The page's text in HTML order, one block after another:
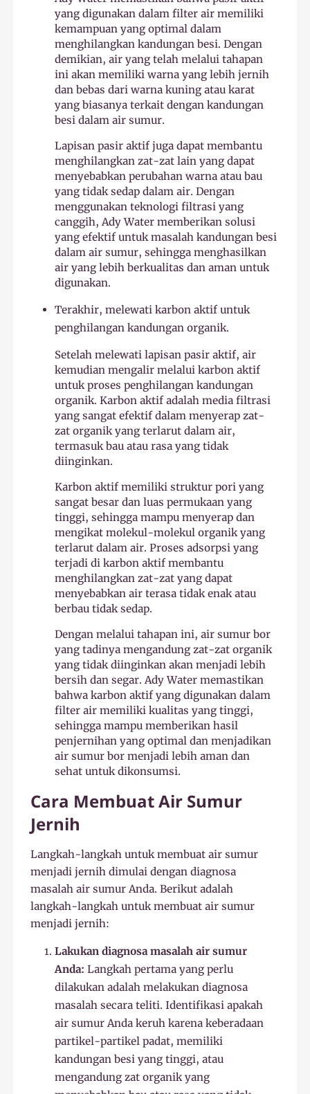
yang digunakan dalam filter air memiliki
kemampuan yang optimal dalam
menghilangkan kandungan besi. Dengan
demikian, air yang telah melalui tahapan
ini akan memiliki warna yang lebih jernih
dan bebas dari warna kuning atau karat
yang biasanya terkait dengan kandungan
besi dalam air sumur.
Lapisan pasir aktif juga dapat membantu
menghilangkan zat-zat lain yang dapat
menyebabkan perubahan warna atau bau
yang tidak sedap dalam air. Dengan
menggunakan teknologi filtrasi yang
canggih, Ady Water memberikan solusi
yang efektif untuk masalah kandungan besi
dalam air sumur, sehingga menghasilkan
air yang lebih berkualitas dan aman untuk
digunakan.
Terakhir, melewati karbon aktif untuk
penghilangan kandungan organik.
Setelah melewati lapisan pasir aktif, air
kemudian mengalir melalui karbon aktif
untuk proses penghilangan kandungan
organik. Karbon aktif adalah media filtrasi
yang sangat efektif dalam menyerap zat-
zat organik yang terlarut dalam air,
termasuk bau atau rasa yang tidak
diinginkan.
Karbon aktif memiliki struktur pori yang
sangat besar dan luas permukaan yang
tinggi, sehingga mampu menyerap dan
mengikat molekul-molekul organik yang
terlarut dalam air. Proses adsorpsi yang
terjadi di karbon aktif membantu
menghilangkan zat-zat yang dapat
menyebabkan air terasa tidak enak atau
berbau tidak sedap.
Dengan melalui tahapan ini, air sumur bor
yang tadinya mengandung zat-zat organik
yang tidak diinginkan akan menjadi lebih
bersih dan segar. Ady Water memastikan
bahwa karbon aktif yang digunakan dalam
filter air memiliki kualitas yang tinggi,
sehingga mampu memberikan hasil
penjernihan yang optimal dan menjadikan
air sumur bor menjadi lebih aman dan
sehat untuk dikonsumsi.
Cara Membuat Air Sumur
Jernih
Langkah-langkah untuk membuat air sumur
menjadi jernih dimulai dengan diagnosa
masalah air sumur Anda. Berikut adalah
langkah-langkah untuk membuat air sumur
menjadi jernih:
Lakukan diagnosa masalah air sumur
Anda: Langkah pertama yang perlu
dilakukan adalah melakukan diagnosa
masalah secara teliti. Identifikasi apakah
air sumur Anda keruh karena keberadaan
partikel-partikel padat, memiliki
kandungan besi yang tinggi, atau
mengandung zat organik yang